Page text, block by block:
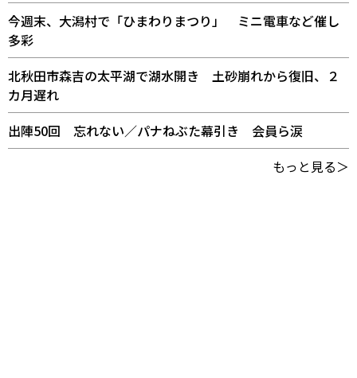
今週末、大潟村で「ひまわりまつり」 ミニ電車など催し
多彩
北秋田市森吉の太平湖で湖水開き 土砂崩れから復旧、２
カ月遅れ
出陣50回 忘れない／パナねぶた幕引き 会員ら涙
もっと見る＞